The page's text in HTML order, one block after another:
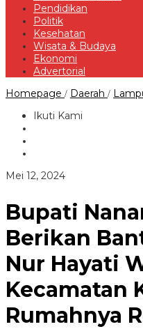
Pendidikan
Politik
Kesehatan
Wisata & Budaya
Ekonomi
Advertorial
Homepage / Daerah /
Ikuti Kami
Mei 12, 2024oleh
Bupati
Berikan
Nur Hayati
Kecamatan
Rumahnya